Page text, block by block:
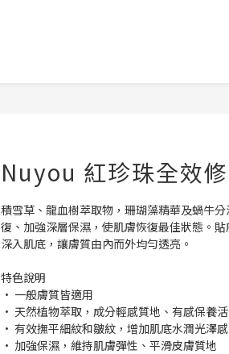
Nuyou 紅珍珠全效
積雪草、龍血樹萃取物，珊瑚藻精華及蝸牛
復、加強深層保濕，使肌膚恢復最佳狀態。
深入肌底，讓膚質由內而外均勻透亮。
特色說明
• 一般膚質皆適用
• 天然植物萃取，成分輕感質地、有感保養
• 有效撫平細紋和皺紋，增加肌底水潤光澤感
• 加強保濕，維持肌膚彈性、平滑皮膚質地